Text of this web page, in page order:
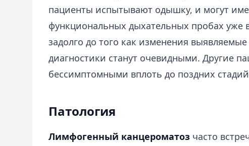
пациенты испытывают одышку, и могут
функциональных дыхательных пробах уже
задолго до того как изменения
диагностики станут очевидными. Другие
бессимптомными вплоть до поздних
Патология
Лимфогенный канцероматоз часто